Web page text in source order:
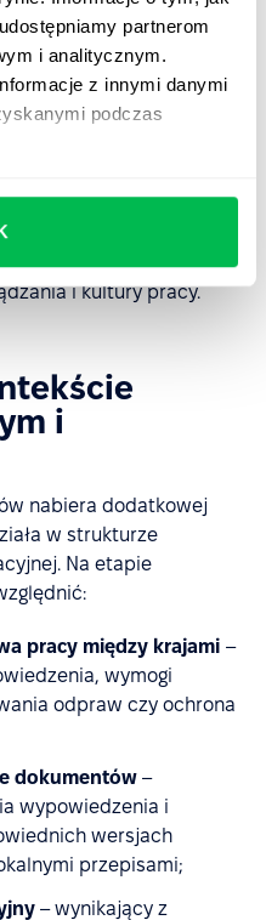
partnerom
i analitycznym.
z innymi danymi
podczas
oraz odbiór
przekazania – i komu.
dokumentację, krótkie
interview
informacje zwrotne
i kultury pracy.
i
nabiera dodatkowej
w strukturze
Na etapie
pracy między krajami –
wymogi
odpraw czy ochrona
dokumentów –
wypowiedzenia i
wersjach
przepisami;
– wynikający z